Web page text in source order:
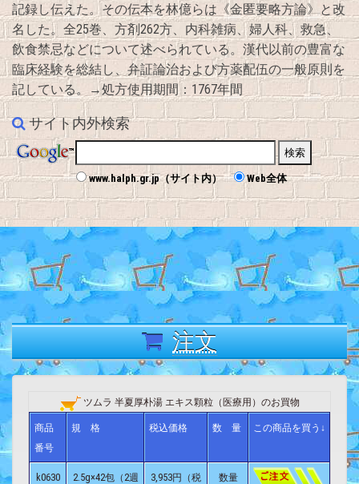
記録し伝えた。その伝本を林億らは《金匿要略方論》と改
名した。全25巻、方剤262方、内科雑病、婦人科、救急、
飲食禁忌などについて述べられている。漢代以前の豊富な
臨床経験を総結し、弁証論治および方薬配伍の一般原則を
記している。→処方使用期間：1767年間
サイト内外検索
www.halph.gr.jp（サイト内） Web全体
注文
ツムラ 半夏厚朴湯 エキス顆粒（医療用）のお買物
商品
番号
規 格 税込価格 数 量 この商品を買う↓
k0630
2.5g×42包（2週
3,953円（税
数量